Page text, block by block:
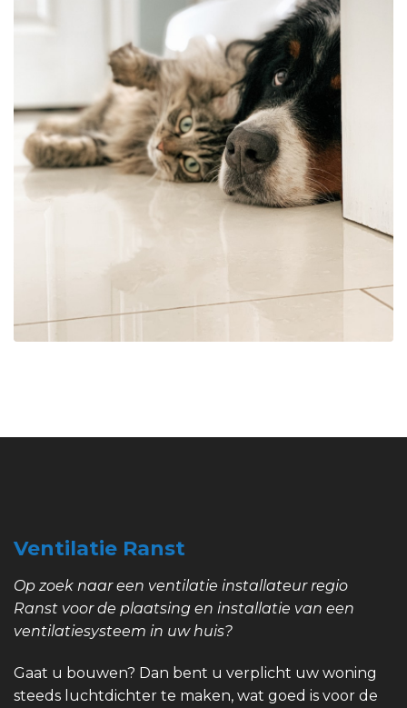
Ventilatie Ranst
Op zoek naar een ventilatie installateur regio
Ranst voor de plaatsing en installatie van een
ventilatiesysteem in uw huis?
Gaat u bouwen? Dan bent u verplicht uw woning
steeds luchtdichter te maken, wat goed is voor de